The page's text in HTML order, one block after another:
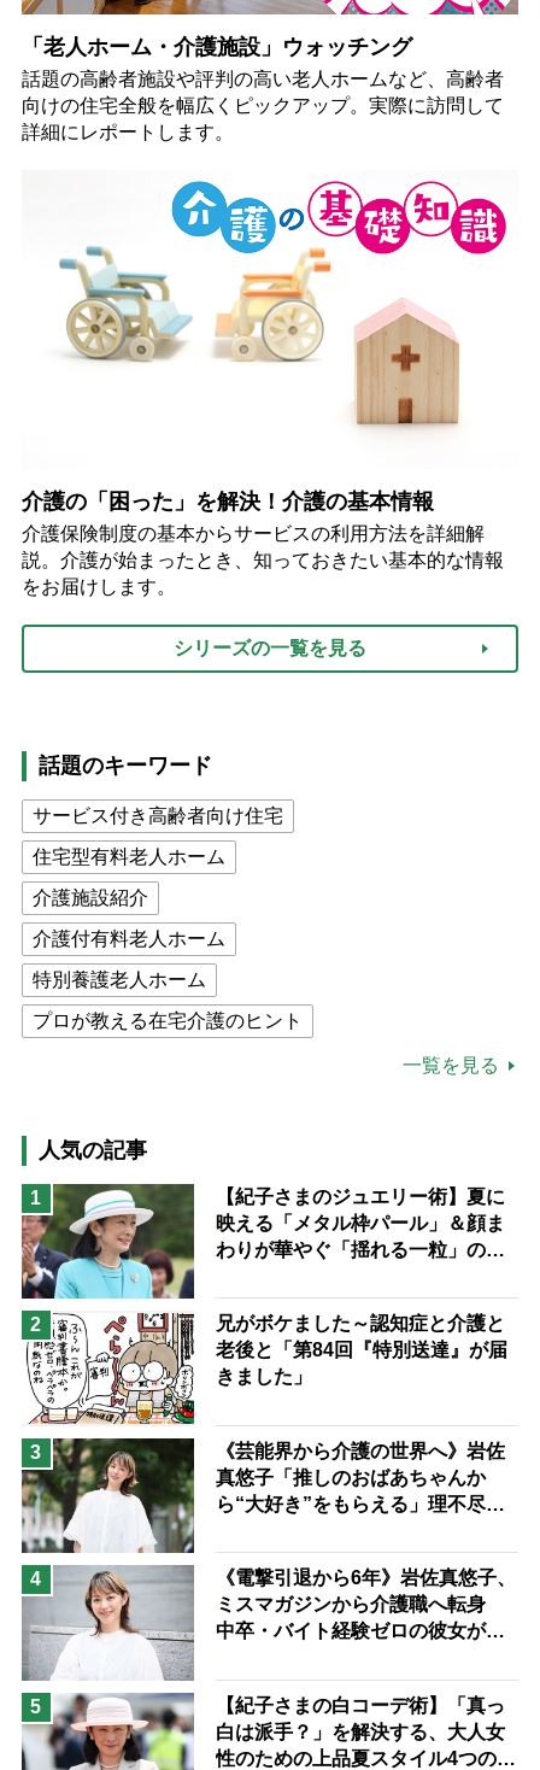
「老人ホーム・介護施設」ウォッチング
話題の高齢者施設や評判の高い老人ホームなど、高齢者
向けの住宅全般を幅広くピックアップ。実際に訪問して
詳細にレポートします。
介護の「困った」を解決！介護の基本情報
介護保険制度の基本からサービスの利用方法を詳細解
説。介護が始まったとき、知っておきたい基本的な情報
をお届けします。
シリーズの一覧を見る
話題のキーワード
サービス付き高齢者向け住宅
住宅型有料老人ホーム
介護施設紹介
介護付有料老人ホーム
特別養護老人ホーム
プロが教える在宅介護のヒント
猫が母になつきません
息子の遠距離介護サバイバル術
兄がボケました
便利なサービス
予防法
一覧を見る
人気の記事
1
【紀子さまのジュエリー術】夏に
映える「メタル枠パール」＆顔ま
わりが華やぐ「揺れる一粒」の使
2
兄がボケました～認知症と介護と
老後と「第84回『特別送達』が届
きました」
3
《芸能界から介護の世界へ》岩佐
真悠子「推しのおばあちゃんか
ら“大好き”をもらえる」理不尽さ
場は「愛おしい」
4
《電撃引退から6年》岩佐真悠子、
ミスマガジンから介護職へ転身
中卒・バイト経験ゼロの彼女が見
ながら自分らしくいられる」
5
【紀子さまの白コーデ術】「真っ
白は派手？」を解決する、大人女
性のための上品夏スタイル4つのコ